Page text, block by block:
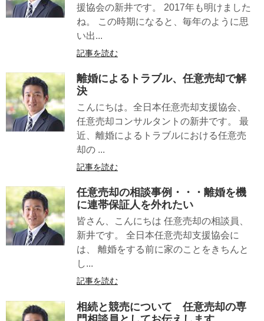
援協会の新井です。 2017年も明けました
ね。 この時期になると、毎年のように思
い出...
記事を読む
離婚によるトラブル、任意売却で解
決
こんにちは。全日本任意売却支援協会、
任意売却コンサルタントの新井です。 最
近、離婚によるトラブルにおける任意売
却の ...
記事を読む
任意売却の相談事例・・・離婚を機
に連帯保証人を外れたい
皆さん、こんにちは 任意売却の相談員、
新井です。 全日本任意売却支援協会に
は、 離婚をする前に家のことをきちんと
し...
記事を読む
相続と競売について 任意売却の専